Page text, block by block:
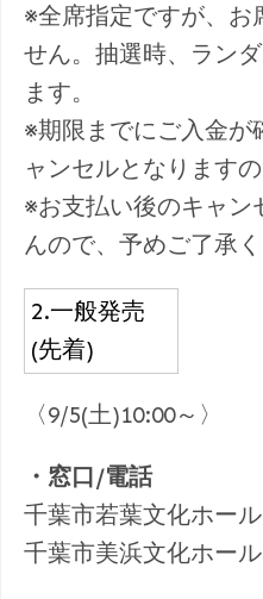
※全席指定ですが、お
せん。抽選時、ラン
ます。
※期限までにご入金が
ャンセルとなります
※お支払い後のキャン
んので、予めご了承く
2.一般発売
(先着)
〈9/5(土)10:00～〉
・窓口/電話
千葉市若葉文化ホー
千葉市美浜文化ホー